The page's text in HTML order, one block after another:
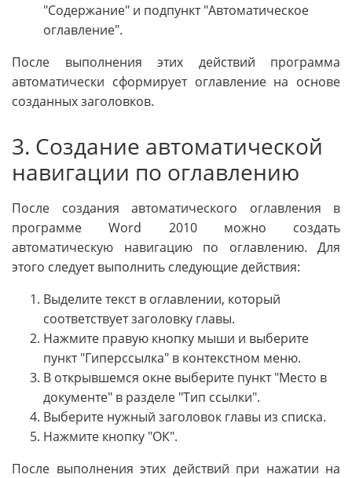
"Содержание" и подпункт "Автоматическое
оглавление".
После выполнения этих действий программа
автоматически сформирует оглавление на основе
созданных заголовков.
3. Создание автоматической
навигации по оглавлению
После создания автоматического оглавления в
программе Word 2010 можно создать
автоматическую навигацию по оглавлению. Для
этого следует выполнить следующие действия:
Выделите текст в оглавлении, который
соответствует заголовку главы.
Нажмите правую кнопку мыши и выберите
пункт "Гиперссылка" в контекстном меню.
В открывшемся окне выберите пункт "Место в
документе" в разделе "Тип ссылки".
Выберите нужный заголовок главы из списка.
Нажмите кнопку "ОК".
После выполнения этих действий при нажатии на